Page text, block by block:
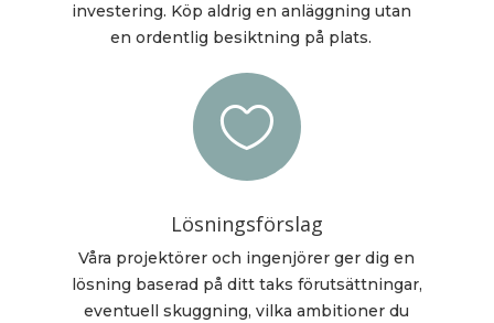
investering. Köp aldrig en anläggning utan
en ordentlig besiktning på plats.

Lösningsförslag
Våra projektörer och ingenjörer ger dig en
lösning baserad på ditt taks förutsättningar,
eventuell skuggning, vilka ambitioner du